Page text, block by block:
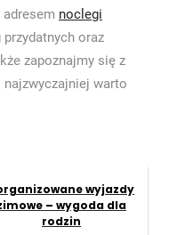
noclegi
przydatnych oraz
zapoznajmy się z
warto
wyjazdy
– wygoda dla
rodzin